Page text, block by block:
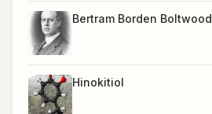
Bertram Borden Boltwood
Hinokitiol